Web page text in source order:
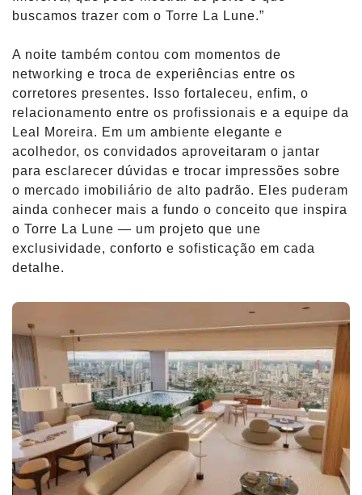
buscamos trazer com o Torre La Lune.”
A noite também contou com momentos de
networking e troca de experiências entre os
corretores presentes. Isso fortaleceu, enfim, o
relacionamento entre os profissionais e a equipe da
Leal Moreira. Em um ambiente elegante e
acolhedor, os convidados aproveitaram o jantar
para esclarecer dúvidas e trocar impressões sobre
o mercado imobiliário de alto padrão. Eles puderam
ainda conhecer mais a fundo o conceito que inspira
o Torre La Lune — um projeto que une
exclusividade, conforto e sofisticação em cada
detalhe.